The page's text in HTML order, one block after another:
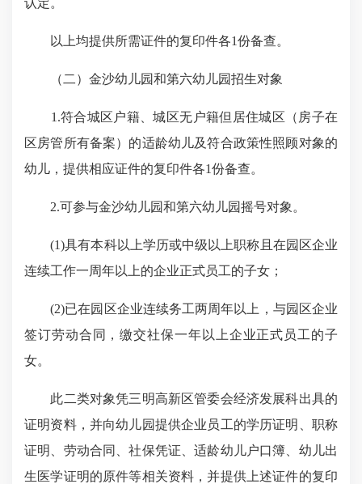
认定。
以上均提供所需证件的复印件各1份备查。
（二）金沙幼儿园和第六幼儿园招生对象
1.符合城区户籍、城区无户籍但居住城区（房子在
区房管所有备案）的适龄幼儿及符合政策性照顾对象的
幼儿，提供相应证件的复印件各1份备查。
2.可参与金沙幼儿园和第六幼儿园摇号对象。
(1)具有本科以上学历或中级以上职称且在园区企业
连续工作一周年以上的企业正式员工的子女；
(2)已在园区企业连续务工两周年以上，与园区企业
签订劳动合同，缴交社保一年以上企业正式员工的子
女。
此二类对象凭三明高新区管委会经济发展科出具的
证明资料，并向幼儿园提供企业员工的学历证明、职称
证明、劳动合同、社保凭证、适龄幼儿户口簿、幼儿出
生医学证明的原件等相关资料，并提供上述证件的复印